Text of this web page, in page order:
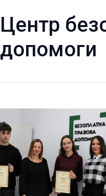
Центр
допомоги